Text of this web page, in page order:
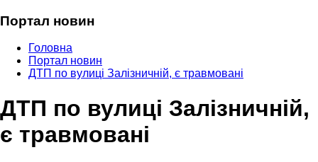
Портал новин
Головна
Портал новин
ДТП по вулиці Залізничній, є травмовані
ДТП по вулиці Залізничній,
є травмовані